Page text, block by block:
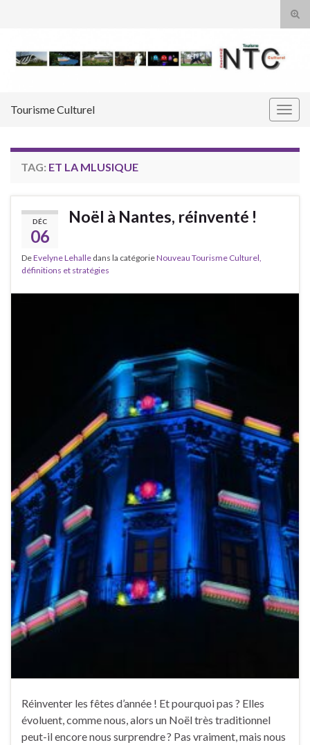
Tourisme Culturel
TAG: ET LA MLUSIQUE
DÉC
06
Noël à Nantes, réinventé !
DeEvelyne Lehalle dans la catégorieNouveau Tourisme Culturel,
définitions et stratégies
Réinventer les fêtes d’année ! Et pourquoi pas ? Elles
évoluent, comme nous, alors un Noël très traditionnel
peut-il encore nous surprendre ? Pas vraiment, mais nous